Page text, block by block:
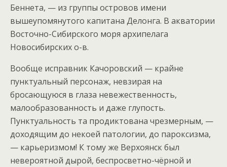
Беннета, — из группы островов имени
вышеупомянутого капитана Делонга. В акватории
Восточно-Сибирского моря архипелага
Новосибирских о-в.
Вообще исправник Качоровский — крайне
пунктуальный персонаж, невзирая на
бросающуюся в глаза невежественность,
малообразованность и даже глупость.
Пунктуальность та продиктована чрезмерным, —
доходящим до некоей патологии, до пароксизма,
— карьеризмом! К тому же Верхоянск был
невероятной дырой, беспросветно-чёрной и